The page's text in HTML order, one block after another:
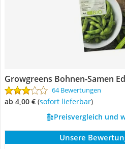
Growgreens Bohnen-Samen
64 Bewertungen
ab 4,00 € ( Sofort lieferbar)
Preisvergleich und
Unsere